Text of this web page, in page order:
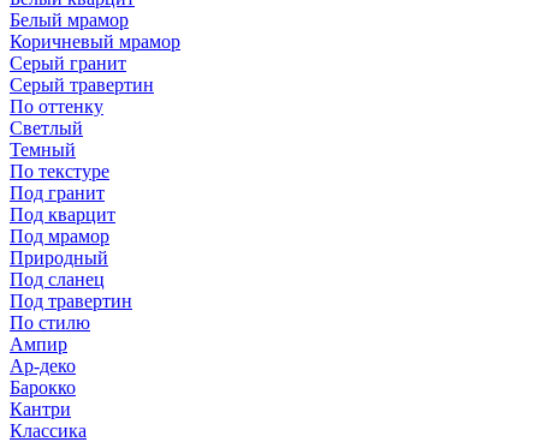
Белый мрамор
Коричневый мрамор
Серый гранит
Серый травертин
По оттенку
Светлый
Темный
По текстуре
Под гранит
Под кварцит
Под мрамор
Природный
Под сланец
Под травертин
По стилю
Ампир
Ар-деко
Барокко
Кантри
Классика